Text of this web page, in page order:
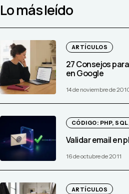
Lo más leído
ARTÍCULOS
27 Consejos
en Google
14 de noviembre de
CÓDIGO: PHP,
Validar email en
16 de octubre de 2011
ARTÍCULOS